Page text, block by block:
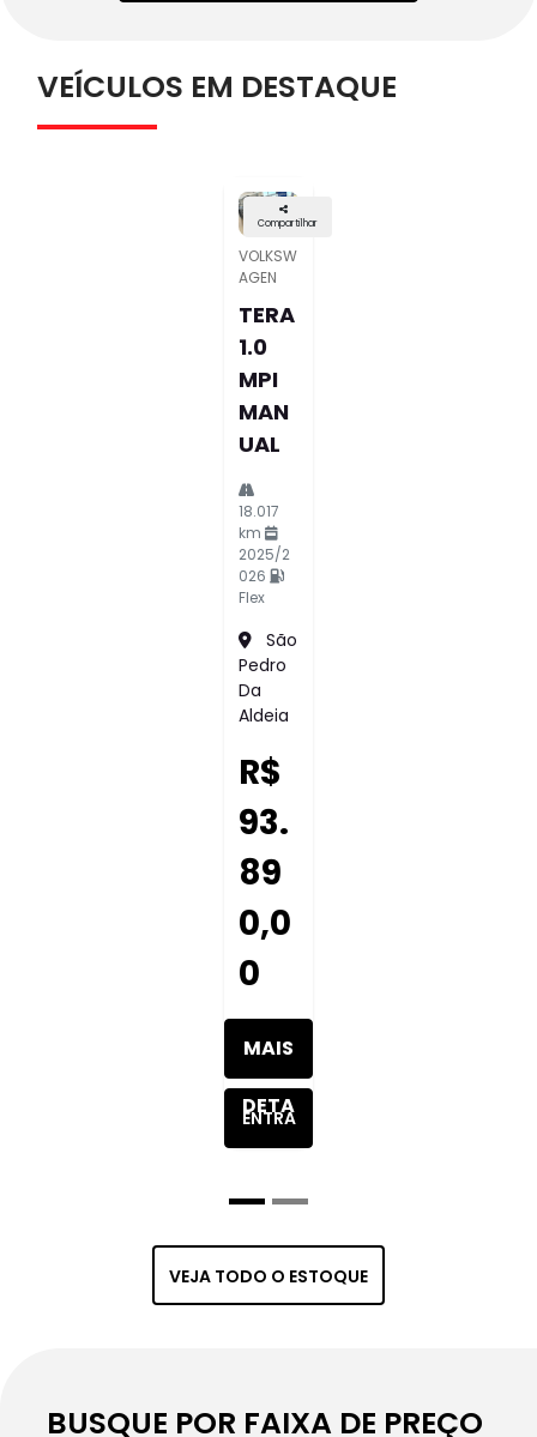
VEÍCULOS EM DESTAQUE
Compartilhar
VOLKSW
AGEN
TERA
1.0
MPI
MAN
UAL
18.017
km
2025/2
026
Flex
São
Pedro
Da
Aldeia
R$
93.
89
0,0
0
MAIS
DETA
VEÍC
ENTRA
VEJA TODO O ESTOQUE
BUSQUE POR FAIXA DE PREÇO